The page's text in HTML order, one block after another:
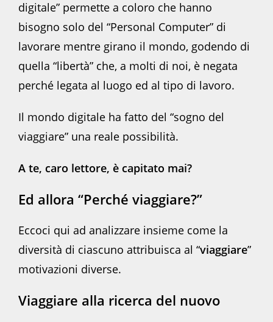
digitale” permette a coloro che hanno
bisogno solo del “Personal Computer” di
lavorare mentre girano il mondo, godendo di
quella “libertà” che, a molti di noi, è negata
perché legata al luogo ed al tipo di lavoro.
Il mondo digitale ha fatto del “sogno del
viaggiare” una reale possibilità.
A te, caro lettore, è capitato mai?
Ed allora “Perché viaggiare?”
Eccoci qui ad analizzare insieme come la
diversità di ciascuno attribuisca al “viaggiare”
motivazioni diverse.
Viaggiare alla ricerca del nuovo